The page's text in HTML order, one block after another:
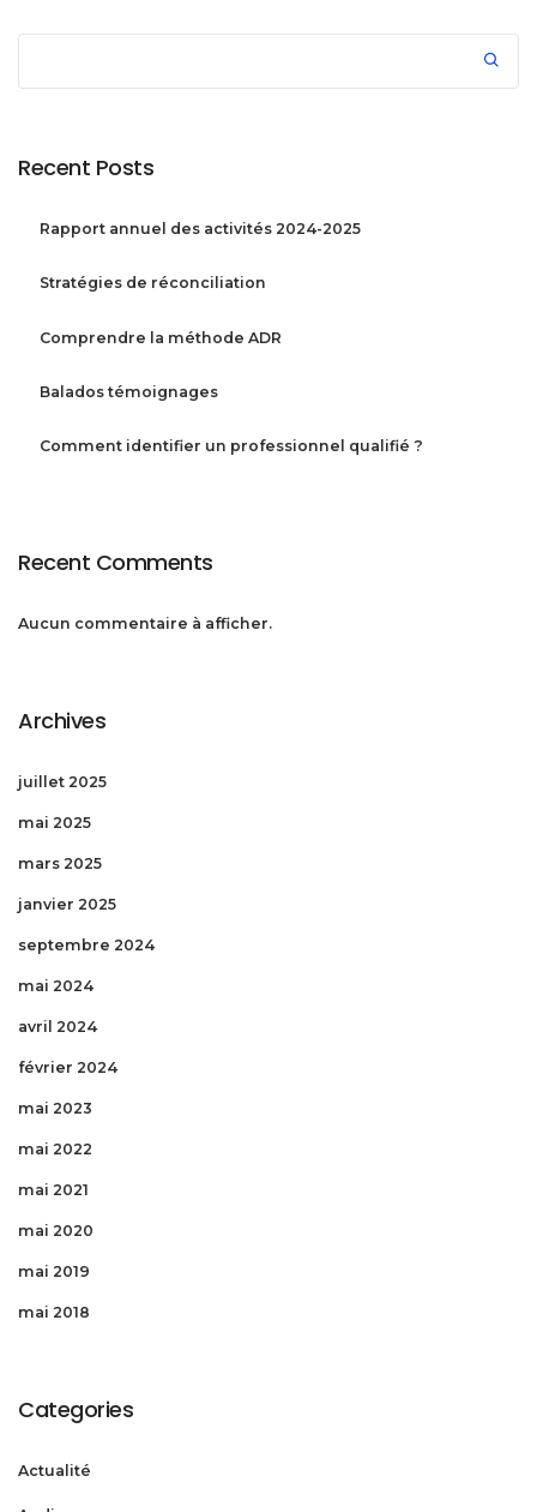
Recent Posts
Rapport annuel des activités 2024-2025
Stratégies de réconciliation
Comprendre la méthode ADR
Balados témoignages
Comment identifier un professionnel qualifié ?
Recent Comments
Aucun commentaire à afficher.
Archives
juillet 2025
mai 2025
mars 2025
janvier 2025
septembre 2024
mai 2024
avril 2024
février 2024
mai 2023
mai 2022
mai 2021
mai 2020
mai 2019
mai 2018
Categories
Actualité